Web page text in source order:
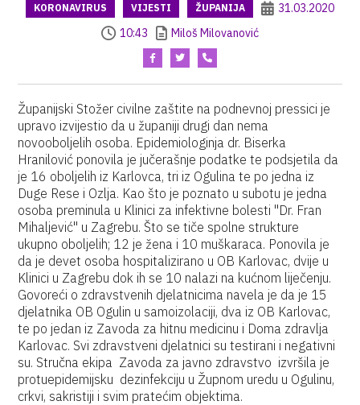
KORONAVIRUS VIJESTI ŽUPANIJA
31.03.2020
10:43
Miloš Milovanović
Županijski Stožer civilne zaštite na podnevnoj pressici je
upravo izvijestio da u županiji drugi dan nema
novooboljelih osoba. Epidemiologinja dr. Biserka
Hranilović ponovila je jučerašnje podatke te podsjetila da
je 16 oboljelih iz Karlovca, tri iz Ogulina te po jedna iz
Duge Rese i Ozlja. Kao što je poznato u subotu je jedna
osoba preminula u Klinici za infektivne bolesti "Dr. Fran
Mihaljević" u Zagrebu. Što se tiče spolne strukture
ukupno oboljelih; 12 je žena i 10 muškaraca. Ponovila je
da je devet osoba hospitalizirano u OB Karlovac, dvije u
Klinici u Zagrebu dok ih se 10 nalazi na kućnom liječenju.
Govoreći o zdravstvenih djelatnicima navela je da je 15
djelatnika OB Ogulin u samoizolaciji, dva iz OB Karlovac,
te po jedan iz Zavoda za hitnu medicinu i Doma zdravlja
Karlovac. Svi zdravstveni djelatnici su testirani i negativni
su. Stručna ekipa Zavoda za javno zdravstvo izvršila je
protuepidemijsku dezinfekciju u Župnom uredu u Ogulinu,
crkvi, sakristiji i svim pratećim objektima.